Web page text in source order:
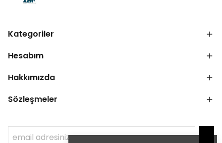
Kategoriler
Hesabım
Hakkımızda
Sözleşmeler